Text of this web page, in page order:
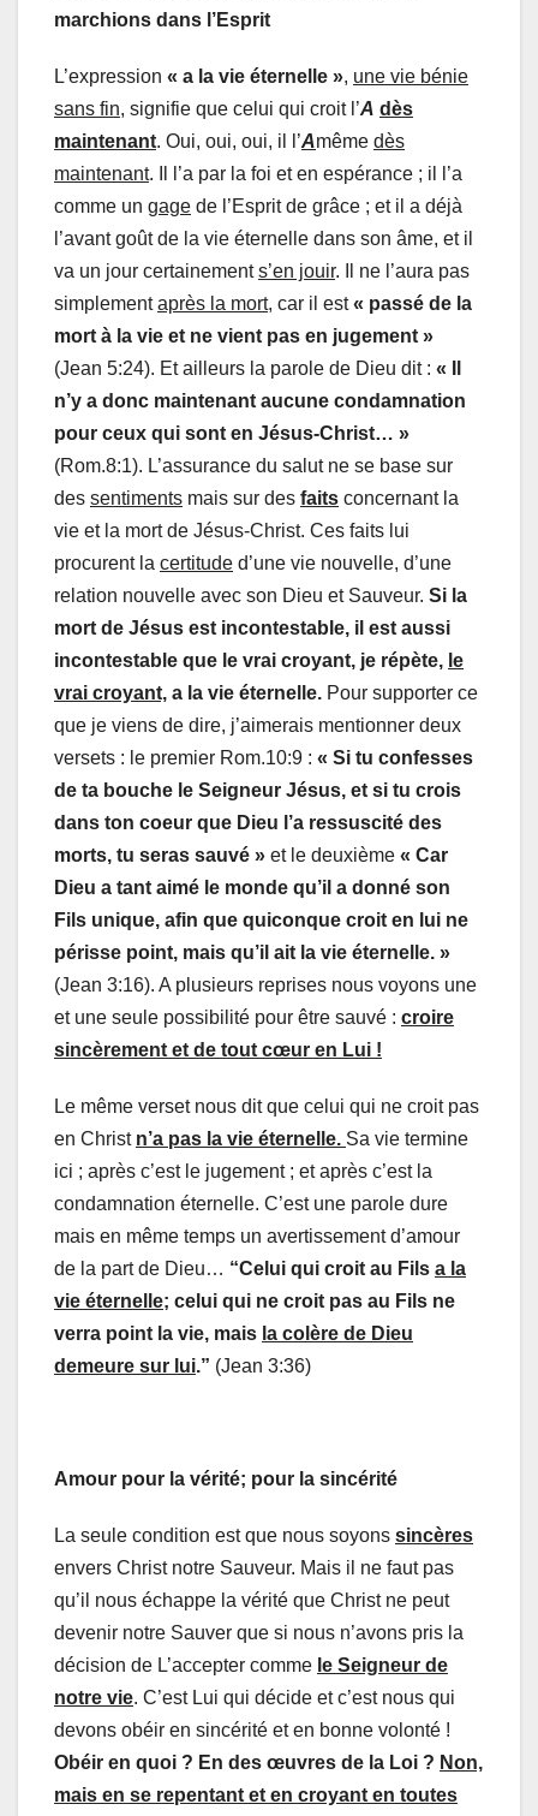
marchions dans l’Esprit
L’expression « a la vie éternelle », une vie bénie
sans fin, signifie que celui qui croit l’A dès
maintenant. Oui, oui, oui, il l’Amême dès
maintenant. Il l’a par la foi et en espérance ; il l’a
comme un gage de l’Esprit de grâce ; et il a déjà
l’avant goût de la vie éternelle dans son âme, et il
va un jour certainements’en jouir. Il ne l’aura pas
simplementaprès la mort, car il est« passé de la
mort à la vie et ne vient pas en jugement »
(Jean 5:24). Et ailleurs la parole de Dieu dit : « Il
n’y a donc maintenant aucune condamnation
pour ceux qui sont en Jésus-Christ… »
(Rom.8:1). L’assurance du salut ne se base sur
des sentiments mais sur des faits concernant la
vie et la mort de Jésus-Christ. Ces faits lui
procurent la certitude d’une vie nouvelle, d’une
relation nouvelle avec son Dieu et Sauveur. Si la
mort de Jésus est incontestable, il est aussi
incontestable que le vrai croyant, je répète, le
vrai croyant, a la vie éternelle. Pour supporter ce
que je viens de dire, j’aimerais mentionner deux
versets : le premier Rom.10:9 : « Si tu confesses
de ta bouche le Seigneur Jésus, et si tu crois
dans ton coeur que Dieu l’a ressuscité des
morts, tu seras sauvé » et le deuxième « Car
Dieu a tant aimé le monde qu’il a donné son
Fils unique, afin que quiconque croit en lui ne
périsse point, mais qu’il ait la vie éternelle. »
(Jean 3:16). A plusieurs reprises nous voyons une
et une seule possibilité pour être sauvé : croire
sincèrement et de tout cœur en Lui !
Le même verset nous dit que celui qui ne croit pas
en Christ n’a pas la vie éternelle. Sa vie termine
ici ; après c’est le jugement ; et après c’est la
condamnation éternelle. C’est une parole dure
mais en même temps un avertissement d’amour
de la part de Dieu… “Celui qui croit au Fils a la
vie éternelle; celui qui ne croit pas au Fils ne
verra point la vie, mais la colère de Dieu
demeure sur lui.” (Jean 3:36)
Amour pour la vérité; pour la sincérité
La seule condition est que nous soyons sincères
envers Christ notre Sauveur. Mais il ne faut pas
qu’il nous échappe la vérité que Christ ne peut
devenir notre Sauver que si nous n’avons pris la
décision de L’accepter comme le Seigneur de
notre vie. C’est Lui qui décide et c’est nous qui
devons obéir en sincérité et en bonne volonté !
Obéir en quoi ? En des œuvres de la Loi ? Non,
mais en se repentant et en croyant en toutes